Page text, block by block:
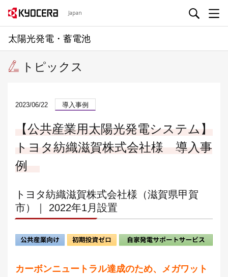
Japan
太陽光発電・蓄電池
トピックス
2023/06/22 導入事例
【公共産業用太陽光発電システム】
トヨタ紡織滋賀株式会社様 導入事
例
トヨタ紡織滋賀株式会社様（滋賀県甲賀
市）｜ 2022年1月設置
カーボンニュートラル達成のため、メガワット